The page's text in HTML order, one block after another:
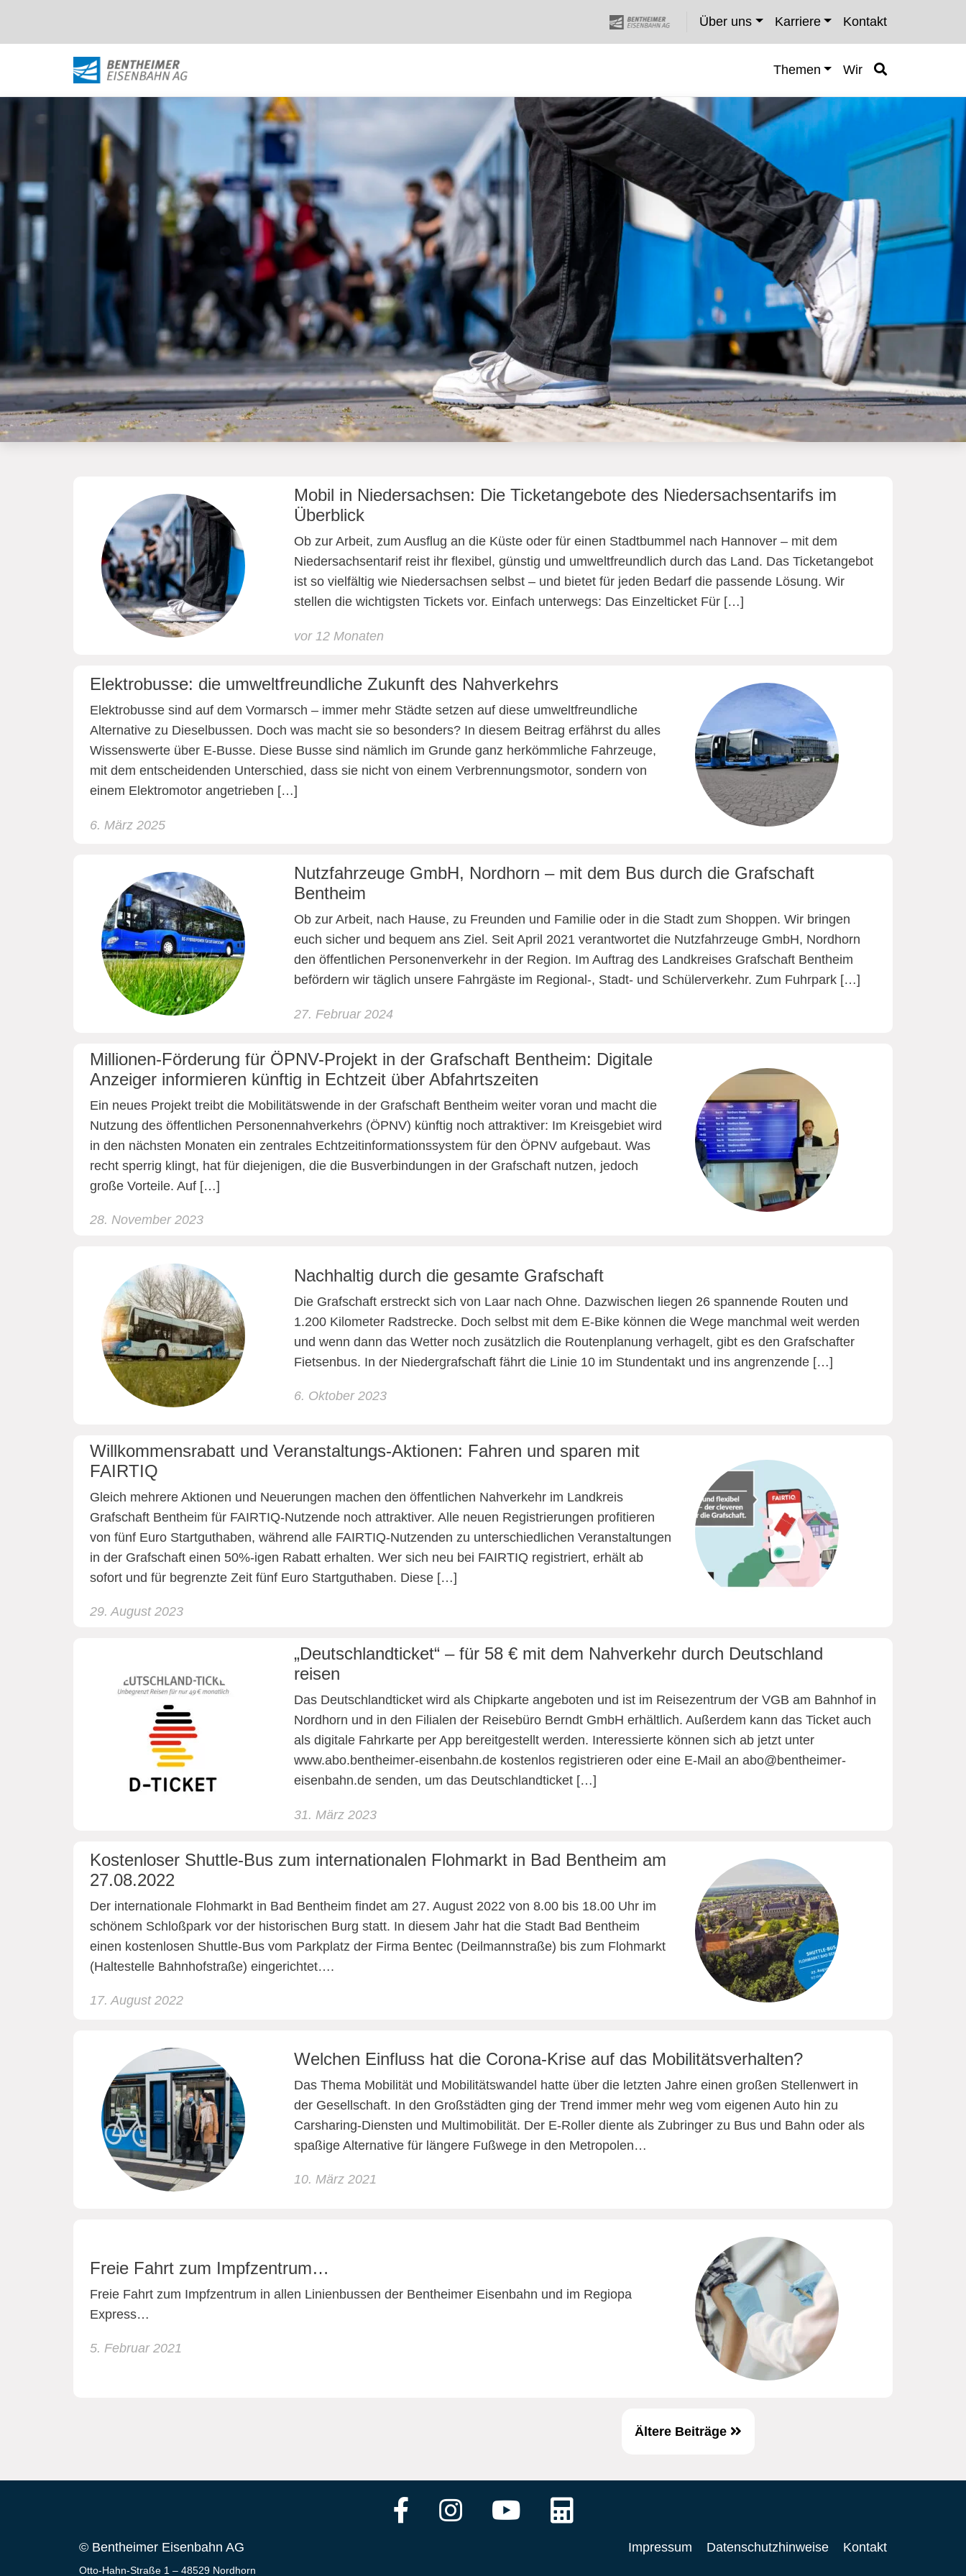
Über uns Karriere Kontakt
Themen Wir
Mobil in Niedersachsen: Die Ticketangebote des Niedersachsentarifs im
Überblick
Ob zur Arbeit, zum Ausflug an die Küste oder für einen Stadtbummel nach Hannover – mit dem
Niedersachsentarif reist ihr flexibel, günstig und umweltfreundlich durch das Land. Das Ticketangebot
ist so vielfältig wie Niedersachsen selbst – und bietet für jeden Bedarf die passende Lösung. Wir
stellen die wichtigsten Tickets vor. Einfach unterwegs: Das Einzelticket Für […]
vor 12 Monaten
Elektrobusse: die umweltfreundliche Zukunft des Nahverkehrs
Elektrobusse sind auf dem Vormarsch – immer mehr Städte setzen auf diese umweltfreundliche
Alternative zu Dieselbussen. Doch was macht sie so besonders? In diesem Beitrag erfährst du alles
Wissenswerte über E-Busse. Diese Busse sind nämlich im Grunde ganz herkömmliche Fahrzeuge,
mit dem entscheidenden Unterschied, dass sie nicht von einem Verbrennungsmotor, sondern von
einem Elektromotor angetrieben […]
6. März 2025
Nutzfahrzeuge GmbH, Nordhorn – mit dem Bus durch die Grafschaft
Bentheim
Ob zur Arbeit, nach Hause, zu Freunden und Familie oder in die Stadt zum Shoppen. Wir bringen
euch sicher und bequem ans Ziel. Seit April 2021 verantwortet die Nutzfahrzeuge GmbH, Nordhorn
den öffentlichen Personenverkehr in der Region. Im Auftrag des Landkreises Grafschaft Bentheim
befördern wir täglich unsere Fahrgäste im Regional-, Stadt- und Schülerverkehr. Zum Fuhrpark […]
27. Februar 2024
Millionen-Förderung für ÖPNV-Projekt in der Grafschaft Bentheim: Digitale
Anzeiger informieren künftig in Echtzeit über Abfahrtszeiten
Ein neues Projekt treibt die Mobilitätswende in der Grafschaft Bentheim weiter voran und macht die
Nutzung des öffentlichen Personennahverkehrs (ÖPNV) künftig noch attraktiver: Im Kreisgebiet wird
in den nächsten Monaten ein zentrales Echtzeitinformationssystem für den ÖPNV aufgebaut. Was
recht sperrig klingt, hat für diejenigen, die die Busverbindungen in der Grafschaft nutzen, jedoch
große Vorteile. Auf […]
28. November 2023
Nachhaltig durch die gesamte Grafschaft
Die Grafschaft erstreckt sich von Laar nach Ohne. Dazwischen liegen 26 spannende Routen und
1.200 Kilometer Radstrecke. Doch selbst mit dem E-Bike können die Wege manchmal weit werden
und wenn dann das Wetter noch zusätzlich die Routenplanung verhagelt, gibt es den Grafschafter
Fietsenbus. In der Niedergrafschaft fährt die Linie 10 im Stundentakt und ins angrenzende […]
6. Oktober 2023
Willkommensrabatt und Veranstaltungs-Aktionen: Fahren und sparen mit
FAIRTIQ
Gleich mehrere Aktionen und Neuerungen machen den öffentlichen Nahverkehr im Landkreis
Grafschaft Bentheim für FAIRTIQ-Nutzende noch attraktiver. Alle neuen Registrierungen profitieren
von fünf Euro Startguthaben, während alle FAIRTIQ-Nutzenden zu unterschiedlichen Veranstaltungen
in der Grafschaft einen 50%-igen Rabatt erhalten. Wer sich neu bei FAIRTIQ registriert, erhält ab
sofort und für begrenzte Zeit fünf Euro Startguthaben. Diese […]
29. August 2023
„Deutschlandticket“ – für 58 € mit dem Nahverkehr durch Deutschland
reisen
Das Deutschlandticket wird als Chipkarte angeboten und ist im Reisezentrum der VGB am Bahnhof in
Nordhorn und in den Filialen der Reisebüro Berndt GmbH erhältlich. Außerdem kann das Ticket auch
als digitale Fahrkarte per App bereitgestellt werden. Interessierte können sich ab jetzt unter
www.abo.bentheimer-eisenbahn.de kostenlos registrieren oder eine E-Mail an abo@bentheimer-
eisenbahn.de senden, um das Deutschlandticket […]
31. März 2023
Kostenloser Shuttle-Bus zum internationalen Flohmarkt in Bad Bentheim am
27.08.2022
Der internationale Flohmarkt in Bad Bentheim findet am 27. August 2022 von 8.00 bis 18.00 Uhr im
schönem Schloßpark vor der historischen Burg statt. In diesem Jahr hat die Stadt Bad Bentheim
einen kostenlosen Shuttle-Bus vom Parkplatz der Firma Bentec (Deilmannstraße) bis zum Flohmarkt
(Haltestelle Bahnhofstraße) eingerichtet….
17. August 2022
Welchen Einfluss hat die Corona-Krise auf das Mobilitätsverhalten?
Das Thema Mobilität und Mobilitätswandel hatte über die letzten Jahre einen großen Stellenwert in
der Gesellschaft. In den Großstädten ging der Trend immer mehr weg vom eigenen Auto hin zu
Carsharing-Diensten und Multimobilität. Der E-Roller diente als Zubringer zu Bus und Bahn oder als
spaßige Alternative für längere Fußwege in den Metropolen…
10. März 2021
Freie Fahrt zum Impfzentrum…
Freie Fahrt zum Impfzentrum in allen Linienbussen der Bentheimer Eisenbahn und im Regiopa
Express…
5. Februar 2021
Ältere Beiträge
© Bentheimer Eisenbahn AG
Otto-Hahn-Straße 1 – 48529 Nordhorn
Impressum Datenschutzhinweise Kontakt